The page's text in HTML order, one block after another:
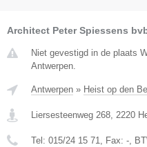
Architect Peter Spiessens
Niet gevestigd in de plaats
Antwerpen.
Antwerpen » Heist op den
Liersesteenweg 268, 2220
Tel: 015/24 15 71, Fax: -,